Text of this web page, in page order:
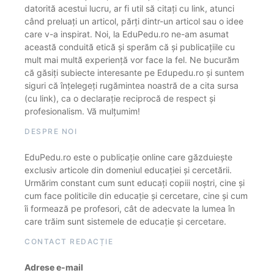
datorită acestui lucru, ar fi util să citați cu link, atunci
când preluați un articol, părți dintr-un articol sau o idee
care v-a inspirat. Noi, la EduPedu.ro ne-am asumat
această conduită etică și sperăm că și publicațiile cu
mult mai multă experiență vor face la fel. Ne bucurăm
că găsiți subiecte interesante pe Edupedu.ro și suntem
siguri că înțelegeți rugămintea noastră de a cita sursa
(cu link), ca o declarație reciprocă de respect și
profesionalism. Vă mulțumim!
DESPRE NOI
EduPedu.ro este o publicație online care găzduiește
exclusiv articole din domeniul educației și cercetării.
Urmărim constant cum sunt educați copiii noștri, cine și
cum face politicile din educație și cercetare, cine și cum
îi formează pe profesori, cât de adecvate la lumea în
care trăim sunt sistemele de educație și cercetare.
CONTACT REDACȚIE
Adrese e-mail